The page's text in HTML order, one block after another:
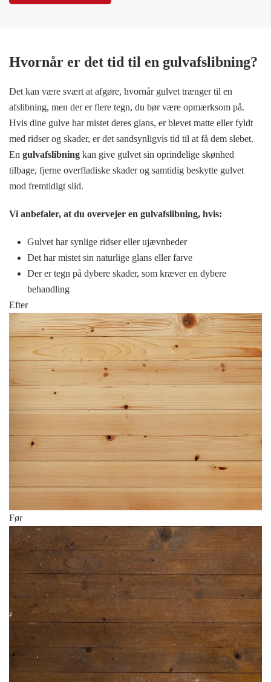
Hvornår er det tid til en gulvafslibning?
Det kan være svært at afgøre, hvornår gulvet trænger til en
afslibning, men der er flere tegn, du bør være opmærksom på.
Hvis dine gulve har mistet deres glans, er blevet matte eller fyldt
med ridser og skader, er det sandsynligvis tid til at få dem slebet.
En gulvafslibning kan give gulvet sin oprindelige skønhed
tilbage, fjerne overfladiske skader og samtidig beskytte gulvet
mod fremtidigt slid.
Vi anbefaler, at du overvejer en gulvafslibning, hvis:
Gulvet har synlige ridser eller ujævnheder
Det har mistet sin naturlige glans eller farve
Der er tegn på dybere skader, som kræver en dybere
behandling
Efter
Før